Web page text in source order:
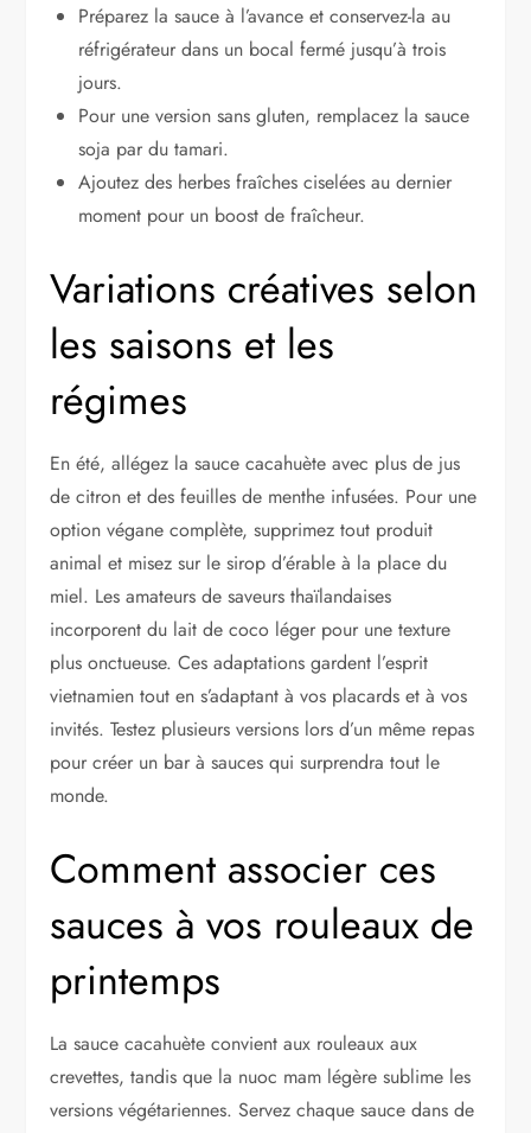
Préparez la sauce à l’avance et conservez-la au
réfrigérateur dans un bocal fermé jusqu’à trois
jours.
Pour une version sans gluten, remplacez la sauce
soja par du tamari.
Ajoutez des herbes fraîches ciselées au dernier
moment pour un boost de fraîcheur.
Variations créatives selon
les saisons et les
régimes
En été, allégez la sauce cacahuète avec plus de jus
de citron et des feuilles de menthe infusées. Pour une
option végane complète, supprimez tout produit
animal et misez sur le sirop d’érable à la place du
miel. Les amateurs de saveurs thaïlandaises
incorporent du lait de coco léger pour une texture
plus onctueuse. Ces adaptations gardent l’esprit
vietnamien tout en s’adaptant à vos placards et à vos
invités. Testez plusieurs versions lors d’un même repas
pour créer un bar à sauces qui surprendra tout le
monde.
Comment associer ces
sauces à vos rouleaux de
printemps
La sauce cacahuète convient aux rouleaux aux
crevettes, tandis que la nuoc mam légère sublime les
versions végétariennes. Servez chaque sauce dans de